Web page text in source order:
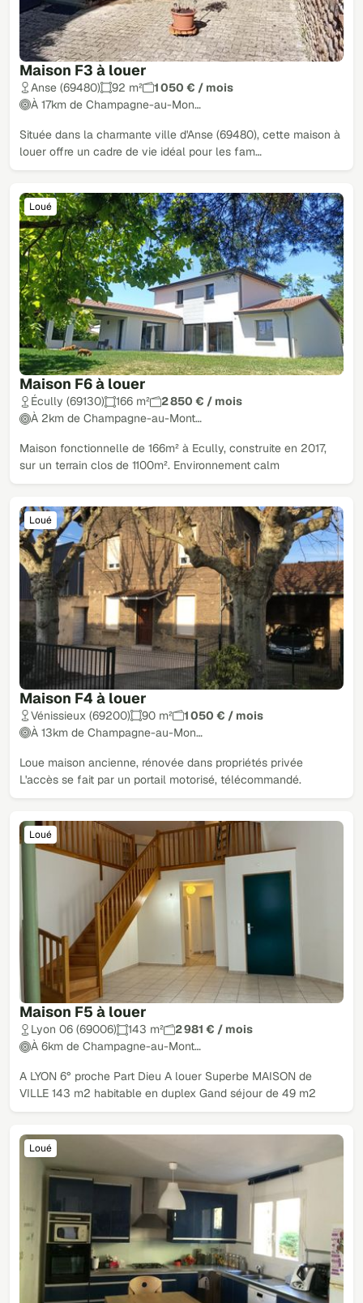
Maison F3 à louer
Anse (69480) 92 m²
1 050 € / mois
À 17km de Champagne-au-Mon…
Située dans la charmante ville d'Anse (69480), cette maison à
louer offre un cadre de vie idéal pour les fam…
Maison F6 à louer
Loué
Écully (69130) 166 m²
2 850 € / mois
À 2km de Champagne-au-Mont…
Maison fonctionnelle de 166m² à Ecully, construite en 2017,
sur un terrain clos de 1100m². Environnement calm
Maison F4 à louer
Loué
Vénissieux (69200) 90 m²
1 050 € / mois
À 13km de Champagne-au-Mon…
Loue maison ancienne, rénovée dans propriétés privée
L'accès se fait par un portail motorisé, télécommandé.
Maison F5 à louer
Loué
Lyon 06 (69006) 143 m²
2 981 € / mois
À 6km de Champagne-au-Mont…
A LYON 6° proche Part Dieu A louer Superbe MAISON de
VILLE 143 m2 habitable en duplex Gand séjour de 49 m2
Loué